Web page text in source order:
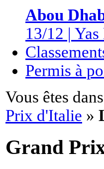
Abou
13/12 |
Permis à
Vous êtes
Prix d'Italie »
Grand